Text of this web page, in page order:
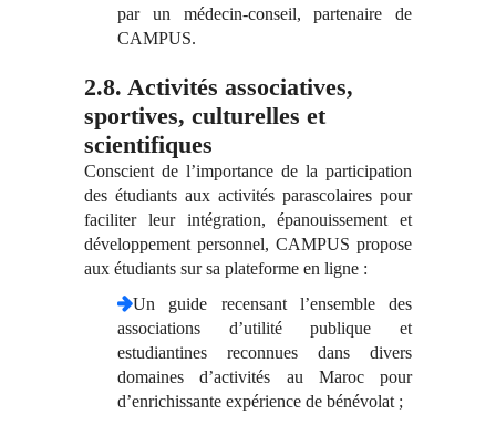
par un médecin-conseil, partenaire de
CAMPUS.
2.8. Activités associatives,
sportives, culturelles et
scientifiques
Conscient de l’importance de la participation
des étudiants aux activités parascolaires pour
faciliter leur intégration, épanouissement et
développement personnel, CAMPUS propose
aux étudiants sur sa plateforme en ligne :
Un guide recensant l’ensemble des
associations d’utilité publique et
estudiantines reconnues dans divers
domaines d’activités au Maroc pour
d’enrichissante expérience de bénévolat ;